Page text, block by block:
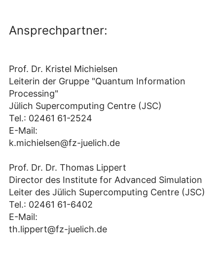
Ansprechpartner:
Prof. Dr. Kristel Michielsen
Leiterin der Gruppe "Quantum Information
Processing"
Jülich Supercomputing Centre (JSC)
Tel.: 02461 61-2524
E-Mail:
k.michielsen@fz-juelich.de
Prof. Dr. Dr. Thomas Lippert
Director des Institute for Advanced Simulation
Leiter des Jülich Supercomputing Centre (JSC)
Tel.: 02461 61-6402
E-Mail:
th.lippert@fz-juelich.de